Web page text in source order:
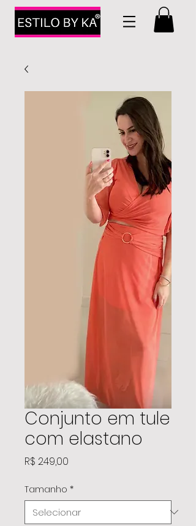
Conjunto em tule
com elastano
R$ 249,00
Tamanho *